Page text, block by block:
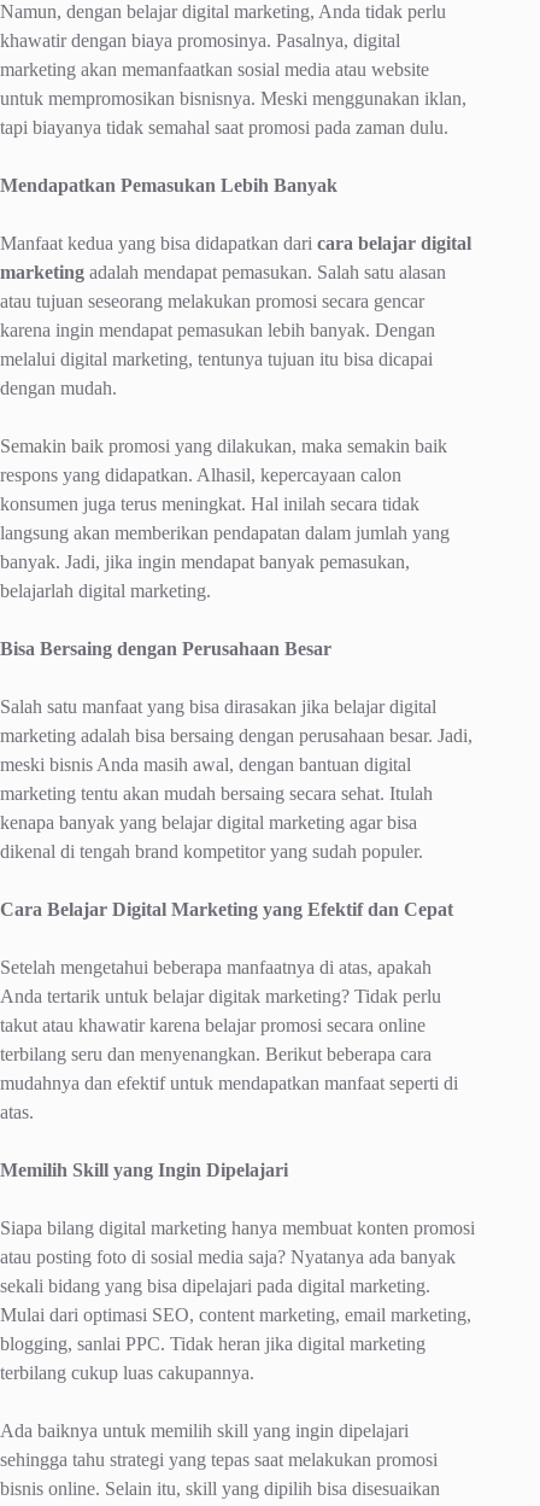
Namun, dengan belajar digital marketing, Anda tidak perlu
khawatir dengan biaya promosinya. Pasalnya, digital
marketing akan memanfaatkan sosial media atau website
untuk mempromosikan bisnisnya. Meski menggunakan iklan,
tapi biayanya tidak semahal saat promosi pada zaman dulu.
Mendapatkan Pemasukan Lebih Banyak
Manfaat kedua yang bisa didapatkan dari cara belajar digital
marketing adalah mendapat pemasukan. Salah satu alasan
atau tujuan seseorang melakukan promosi secara gencar
karena ingin mendapat pemasukan lebih banyak. Dengan
melalui digital marketing, tentunya tujuan itu bisa dicapai
dengan mudah.
Semakin baik promosi yang dilakukan, maka semakin baik
respons yang didapatkan. Alhasil, kepercayaan calon
konsumen juga terus meningkat. Hal inilah secara tidak
langsung akan memberikan pendapatan dalam jumlah yang
banyak. Jadi, jika ingin mendapat banyak pemasukan,
belajarlah digital marketing.
Bisa Bersaing dengan Perusahaan Besar
Salah satu manfaat yang bisa dirasakan jika belajar digital
marketing adalah bisa bersaing dengan perusahaan besar. Jadi,
meski bisnis Anda masih awal, dengan bantuan digital
marketing tentu akan mudah bersaing secara sehat. Itulah
kenapa banyak yang belajar digital marketing agar bisa
dikenal di tengah brand kompetitor yang sudah populer.
Cara Belajar Digital Marketing yang Efektif dan Cepat
Setelah mengetahui beberapa manfaatnya di atas, apakah
Anda tertarik untuk belajar digitak marketing? Tidak perlu
takut atau khawatir karena belajar promosi secara online
terbilang seru dan menyenangkan. Berikut beberapa cara
mudahnya dan efektif untuk mendapatkan manfaat seperti di
atas.
Memilih Skill yang Ingin Dipelajari
Siapa bilang digital marketing hanya membuat konten promosi
atau posting foto di sosial media saja? Nyatanya ada banyak
sekali bidang yang bisa dipelajari pada digital marketing.
Mulai dari optimasi SEO, content marketing, email marketing,
blogging, sanlai PPC. Tidak heran jika digital marketing
terbilang cukup luas cakupannya.
Ada baiknya untuk memilih skill yang ingin dipelajari
sehingga tahu strategi yang tepas saat melakukan promosi
bisnis online. Selain itu, skill yang dipilih bisa disesuaikan